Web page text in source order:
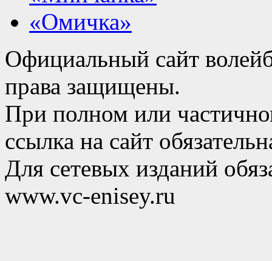
«Омичка»
Официальный сайт
права защищены.
При полном или
ссылка на сайт
Для сетевых изданий
www.vc-enisey.ru